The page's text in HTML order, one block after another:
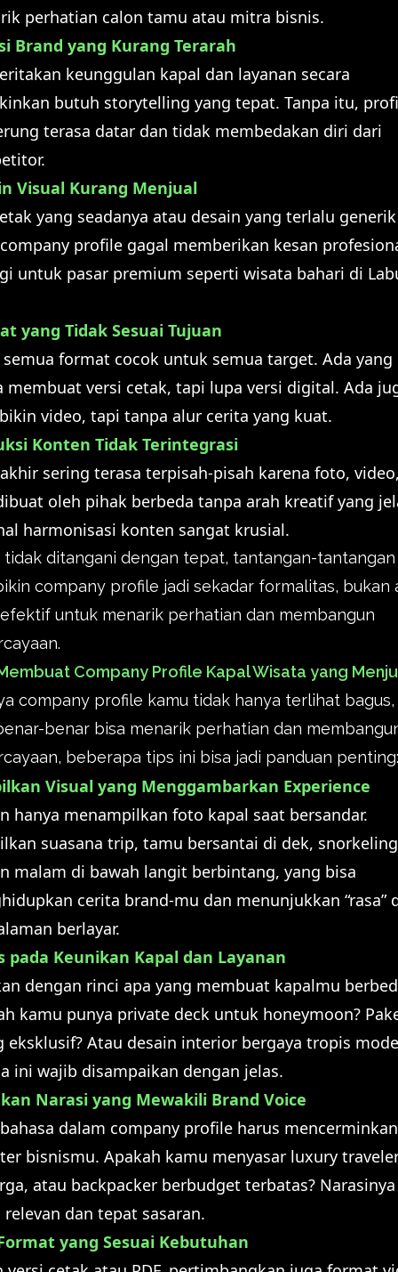
perhatian calon tamu atau mitra bisnis.
Brand yang Kurang Terarah
keunggulan kapal dan layanan secara
butuh storytelling yang tepat. Tanpa itu,
terasa datar dan tidak membedakan diri dari
Visual Kurang Menjual
yang seadanya atau desain yang terlalu
profile gagal memberikan kesan
untuk pasar premium seperti wisata bahari di
yang Tidak Sesuai Tujuan
semua format cocok untuk semua target. Ada yang
membuat versi cetak, tapi lupa versi digital. Ada
video, tapi tanpa alur cerita yang kuat.
Konten Tidak Terintegrasi
sering terasa terpisah-pisah karena foto,
oleh pihak berbeda tanpa arah kreatif yang
harmonisasi konten sangat krusial.
tidak ditangani dengan tepat, tantangan-tantangan
company profile jadi sekadar formalitas, bukan
untuk menarik perhatian dan membangun
Company Profile Kapal Wisata yang
company profile kamu tidak hanya terlihat
benar bisa menarik perhatian dan
beberapa tips ini bisa jadi panduan penting:
Visual yang Menggambarkan Experience
hanya menampilkan foto kapal saat bersandar.
suasana trip, tamu bersantai di dek,
malam di bawah langit berbintang, yang bisa
cerita brand-mu dan menunjukkan “rasa”
berlayar.
pada Keunikan Kapal dan Layanan
dengan rinci apa yang membuat kapalmu
kamu punya private deck untuk honeymoon?
eksklusif? Atau desain interior bergaya tropis
ini wajib disampaikan dengan jelas.
Narasi yang Mewakili Brand Voice
dalam company profile harus mencerminkan
bisnismu. Apakah kamu menyasar luxury
atau backpacker berbudget terbatas? Narasinya
relevan dan tepat sasaran.
yang Sesuai Kebutuhan